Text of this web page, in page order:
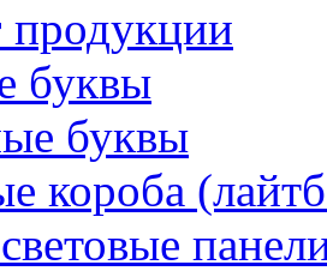
продукции
буквы
буквы
короба